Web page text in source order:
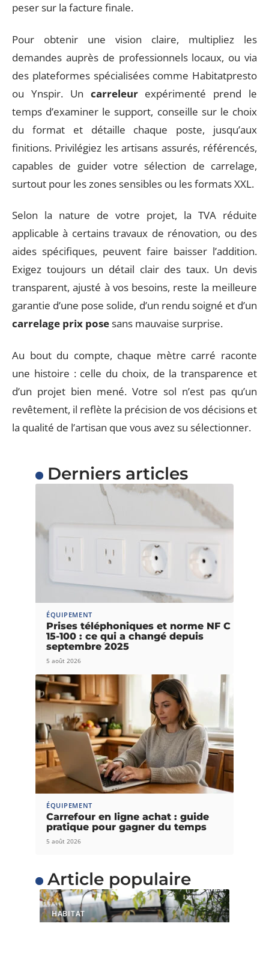
peser sur la facture finale.
Pour obtenir une vision claire, multipliez les
demandes auprès de professionnels locaux, ou via
des plateformes spécialisées comme Habitatpresto
ou Ynspir. Un carreleurexpérimenté prend le
temps d’examiner le support, conseille sur le choix
du format et détaille chaque poste, jusqu’aux
finitions. Privilégiez les artisans assurés, référencés,
capables de guider votre sélection de carrelage,
surtout pour les zones sensibles ou les formats XXL.
Selon la nature de votre projet, la TVA réduite
applicable à certains travaux de rénovation, ou des
aides spécifiques, peuvent faire baisser l’addition.
Exigez toujours un détail clair des taux. Un devis
transparent, ajusté à vos besoins, reste la meilleure
garantie d’une pose solide, d’un rendu soigné et d’un
carrelage prix posesans mauvaise surprise.
Au bout du compte, chaque mètre carré raconte
une histoire : celle du choix, de la transparence et
d’un projet bien mené. Votre sol n’est pas qu’un
revêtement, il reflète la précision de vos décisions et
la qualité de l’artisan que vous avez su sélectionner.
Derniers articles
ÉQUIPEMENT
Prises téléphoniques et norme NF C
15-100 : ce qui a changé depuis
septembre 2025
5 août 2026
ÉQUIPEMENT
Carrefour en ligne achat : guide
pratique pour gagner du temps
5 août 2026
Article populaire
HABITAT